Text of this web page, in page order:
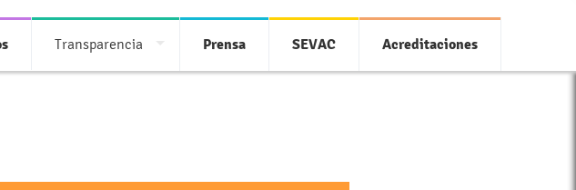
Transparencia Prensa SEVAC Acreditaciones